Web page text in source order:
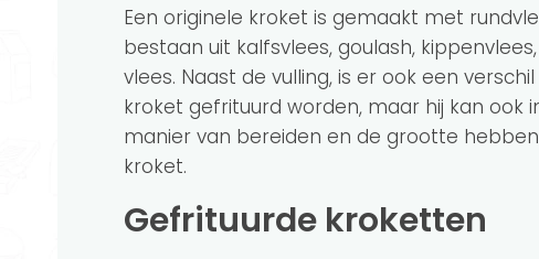
Een originele kroket is gemaakt met
bestaan uit kalfsvlees, goulash,
vlees. Naast de vulling, is er ook een
kroket gefrituurd worden, maar hij kan ook
manier van bereiden en de grootte
kroket.
Gefrituurde kroketten